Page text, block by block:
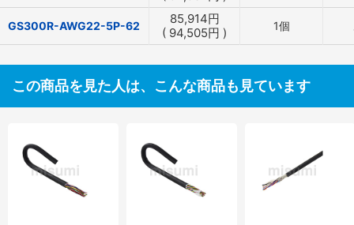
GS300R-AWG22-5P-62 85,914円
( 94,505円 ) 1個
この商品を見た人は、こんな商品も見ています